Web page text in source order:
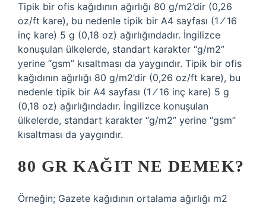
Tipik bir ofis kağıdının ağırlığı 80 g/m2’dir (0,26
oz/ft kare), bu nedenle tipik bir A4 sayfası (1 ⁄ 16
inç kare) 5 g (0,18 oz) ağırlığındadır. İngilizce
konuşulan ülkelerde, standart karakter “g/m2”
yerine “gsm” kısaltması da yaygındır. Tipik bir ofis
kağıdının ağırlığı 80 g/m2’dir (0,26 oz/ft kare), bu
nedenle tipik bir A4 sayfası (1 ⁄ 16 inç kare) 5 g
(0,18 oz) ağırlığındadır. İngilizce konuşulan
ülkelerde, standart karakter “g/m2” yerine “gsm”
kısaltması da yaygındır.
80 GR KAĞIT NE DEMEK?
Örneğin; Gazete kağıdının ortalama ağırlığı m2